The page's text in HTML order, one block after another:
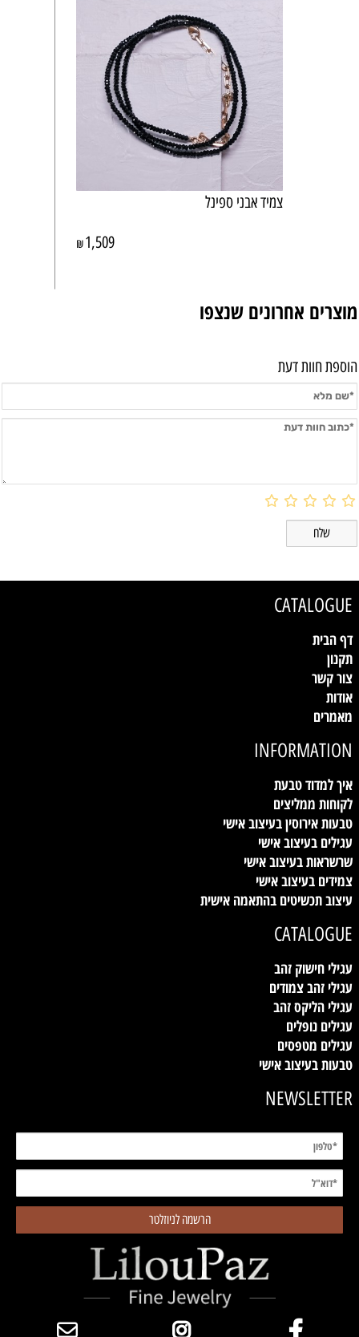
צמיד אבני ספינל
₪1,509
מוצרים אחרונים שנצפו
הוספת חוות דעת
CATALOGUE
דף הבית
תקנון
צור קשר
אודות
מאמרים
INFORMATION
איך למדוד טבעת
לקוחות ממליצים
טבעות אירוסין בעיצוב אישי
עגילים בעיצוב אישי
שרשראות בעיצוב אישי
צמידים בעיצוב אישי
עיצוב תכשיטים בהתאמה אישית
CATALOGUE
עגילי חישוק זהב
עגילי זהב צמודים
עגילי הליקס זהב
עגילים נופלים
עגילים מטפסים
טבעות בעיצוב אישי
NEWSLETTER